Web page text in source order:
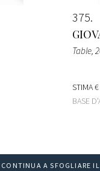
375
Table,
STIMA
BASE
CONTINUA A SFOGLIARE